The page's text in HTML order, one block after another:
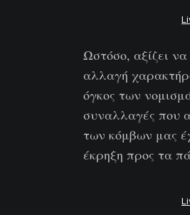
Ωστόσο, αξίζει
αλλαγή
όγκος των
συναλλαγές που
των κόμβων μας
έκρηξη προς τα